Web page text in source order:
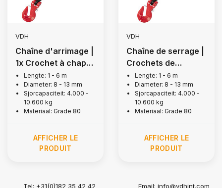
VDH
Chaîne d'arrimage |
1x Crochet à chape
et crochet de
raccourcissement,
Grade 80
Lengte: 1 - 6 m
Diameter: 8 - 13 mm
Sjorcapaciteit: 4.000 -
10.600 kg
Materiaal: Grade 80
AFFICHER LE
PRODUIT
VDH
Chaîne de serrage |
Crochets de
raccourcissement,
Grade 80
Lengte: 1 - 6 m
Diameter: 8 - 13 mm
Sjorcapaciteit: 4.000 -
10.600 kg
Materiaal: Grade 80
AFFICHER LE
PRODUIT
Tel: +31(0)182 35 42 42 Email:info@vdhint.com